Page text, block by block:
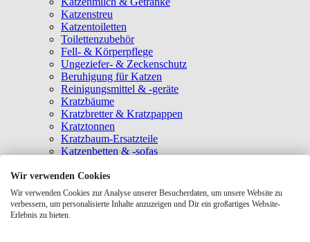
Katzenstreu
Katzentoiletten
Toilettenzubehör
Fell- & Körperpflege
Ungeziefer- & Zeckenschutz
Beruhigung für Katzen
Reinigungsmittel & -geräte
Kratzbäume
Kratzbretter & Kratzpappen
Kratztonnen
Kratzbaum-Ersatzteile
Katzenbetten & -sofas
Katzenhäuser
Hängematten & Fensterliegeplätze
Katzendecken & -matten
Baldrian- & Catnipspielzeug
Wir verwenden Cookies
Wir verwenden Cookies zur Analyse unserer Besucherdaten, um unsere Website zu
verbessern, um personalisierte Inhalte anzuzeigen und Dir ein großartiges Website-
Erlebnis zu bieten.